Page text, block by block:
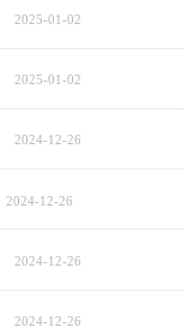
2025-01-02
2025-01-02
2024-12-26
2024-12-26
2024-12-26
2024-12-26